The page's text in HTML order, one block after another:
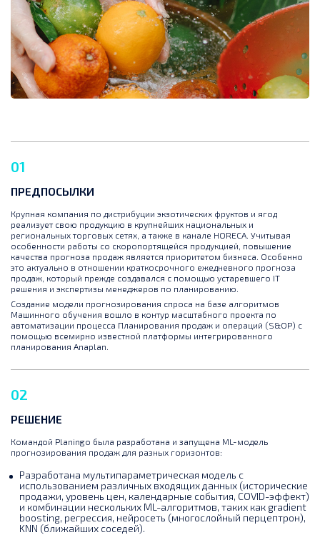
01
ПРЕДПОСЫЛКИ
Крупная компания по дистрибуции экзотических фруктов и ягод
реализует свою продукцию в крупнейших национальных и
региональных торговых сетях, а также в канале HORECA. Учитывая
особенности работы со скоропортящейся продукцией, повышение
качества прогноза продаж является приоритетом бизнеса. Особенно
это актуально в отношении краткосрочного ежедневного прогноза
продаж, который прежде создавался с помощью устаревшего IT
решения и экспертизы менеджеров по планированию.
Создание модели прогнозирования спроса на базе алгоритмов
Машинного обучения вошло в контур масштабного проекта по
автоматизации процесса Планирования продаж и операций (S&OP) с
помощью всемирно известной платформы интегрированного
планирования Anaplan.
02
РЕШЕНИЕ
Командой Planingo была разработана и запущена ML-модель
прогнозирования продаж для разных горизонтов:
Разработана мультипараметрическая модель с
использованием различных входящих данных (исторические
продажи, уровень цен, календарные события, COVID-эффект)
и комбинации нескольких ML-алгоритмов, таких как gradient
boosting, регрессия, нейросеть (многослойный перцептрон),
KNN (ближайших соседей).